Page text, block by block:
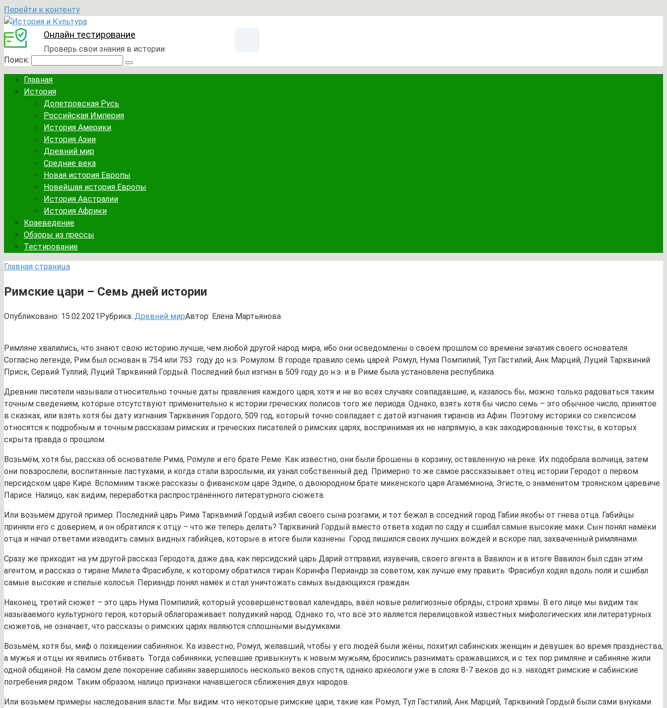
Перейти к контенту
Онлайн тестирование
Проверь свои знания в истории
Поиск:
Главная
История
Допетровская Русь
Российская Империя
История Америки
История Азии
Древний мир
Средние века
Новая история Европы
Новейшая история Европы
История Австралии
История Африки
Краеведение
Обзоры из прессы
Тестирование
Главная страница
Римские цари – Семь дней истории
Опубликовано: 15.02.2021Рубрика: Древний мирАвтор: Елена Мартьянова
Римляне хвалились, что знают свою историю лучше, чем любой другой народ мира, ибо они осведомлены о своём прошлом со времени зачатия своего основателя.
Согласно легенде, Рим был основан в 754 или 753 году до н.э. Ромулом. В городе правило семь царей: Ромул, Нума Помпилий, Тул Гастилий, Анк Марций, Луций Тарквиний
Приск, Сервий Туллий, Луций Тарквиний Гордый. Последний был изгнан в 509 году до н.э. и в Риме была установлена республика.
Древние писатели называли относительно точные даты правления каждого царя, хотя и не во всех случаях совпадавшие, и, казалось бы, можно только радоваться таким
точным сведениям, которые отсутствуют применительно к истории греческих полисов того же периода. Однако, взять хотя бы число семь – это обычное число, принятое
в сказках, или взять хотя бы дату изгнания Тарквиния Гордого, 509 год, который точно совпадает с датой изгнания тиранов из Афин. Поэтому историки со скепсисом
относятся к подробным и точным рассказам римских и греческих писателей о римских царях, воспринимая их не напрямую, а как закодированные тексты, в которых
скрыта правда о прошлом.
Возьмём, хотя бы, рассказ об основателе Рима, Ромуле и его брате Реме. Как известно, они были брошены в корзину, оставленную на реке. Их подобрала волчица, затем
они повзрослели, воспитанные пастухами, и когда стали взрослыми, их узнал собственный дед. Примерно то же самое рассказывает отец истории Геродот о первом
персидском царе Кире. Вспомним также рассказы о фиванском царе Эдипе, о двоюродном брате микенского царя Агамемнона, Эгисте, о знаменитом троянском царевиче
Парисе. Налицо, как видим, переработка распространённого литературного сюжета.
Или возьмём другой пример. Последний царь Рима Тарквиний Гордый избил своего сына розгами, и тот бежал в соседний город Габии якобы от гнева отца. Габийцы
приняли его с доверием, и он обратился к отцу – что же теперь делать? Тарквиний Гордый вместо ответа ходил по саду и сшибал самые высокие маки. Сын понял намёки
отца и начал ответами изводить самых видных габийцев, которые в итоге были казнены. Город лишился своих лучших вождей и вскоре пал, захваченный римлянами.
Сразу же приходит на ум другой рассказ Геродота, даже два, как персидский царь Дарий отправил, изувечив, своего агента в Вавилон и в итоге Вавилон был сдан этим
агентом, и рассказ о тиране Милета Фрасибуле, к которому обратился тиран Коринфа Периандр за советом, как лучше ему править. Фрасибул ходил вдоль поля и сшибал
самые высокие и спелые колосья. Периандр понял намёк и стал уничтожать самых выдающихся граждан.
Наконец, третий сюжет – это царь Нума Помпилий, который усовершенствовал календарь, ввёл новые религиозные обряды, строил храмы. В его лице мы видим так
называемого культурного героя, который облагораживает полудикий народ. Однако то, что всё это является перелицовкой известных мифологических или литературных
сюжетов, не означает, что рассказы о римских царях являются сплошными выдумками.
Возьмём, хотя бы, миф о похищении сабинянок. Ка известно, Ромул, желавший, чтобы у его людей были жёны, похитил сабинских женщин и девушек во время празднества,
а мужья и отцы их явились отбивать. Тогда сабинянки, успевшие привыкнуть к новым мужьям, бросились разнимать сражавшихся, и с тех пор римляне и сабиняне жили
одной общиной. На самом деле покорение сабинян завершилось несколько веков спустя, однако археологи уже в слоях 8-7 веков до н.э. находят римские и сабинские
погребения рядом. Таким образом, налицо признаки начавшегося сближения двух народов.
Или возьмём примеры наследования власти. Мы видим. что некоторые римские цари, такие как Ромул, Тул Гастилий, Анк Марций, Тарквиний Гордый были сами внуками